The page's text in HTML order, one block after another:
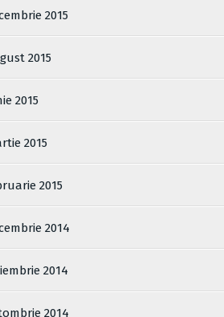
2015
2015
2015
2015
2015
2014
2014
2014